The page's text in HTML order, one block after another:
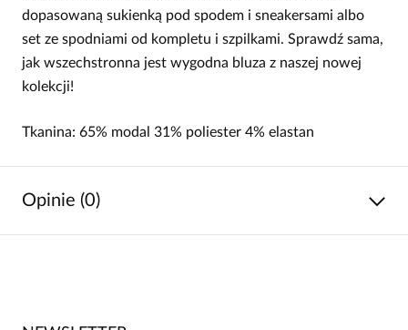
dopasowaną sukienką pod spodem i sneakersami albo
set ze spodniami od kompletu i szpilkami. Sprawdź sama,
jak wszechstronna jest wygodna bluza z naszej nowej
kolekcji!
Tkanina: 65% modal 31% poliester 4% elastan
Opinie (0)